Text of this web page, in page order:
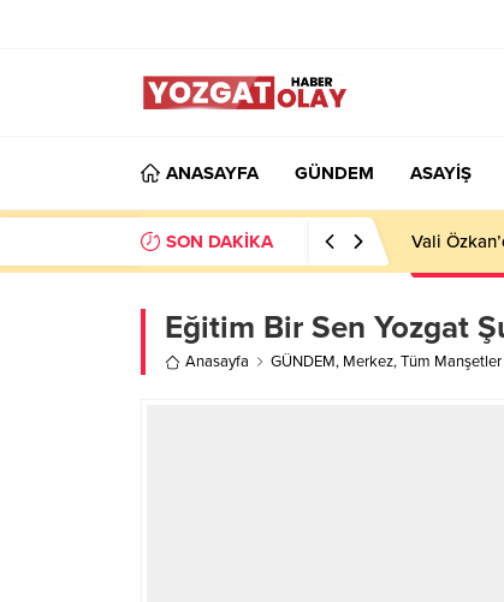
ANASAYFA GÜNDEM ASAYİŞ
SON DAKİKA Vali
Eğitim Bir Sen Yozgat
Anasayfa GÜNDEM, Merkez,Tüm Manşetler